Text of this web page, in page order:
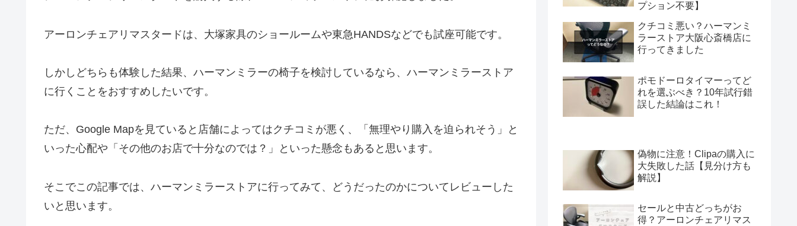
アーロンチェアリマスタードは、大塚家具のショールームや東急HANDSなどでも試座可能です。
しかしどちらも体験した結果、ハーマンミラーの椅子を検討しているなら、ハーマンミラーストア
に行くことをおすすめしたいです。
ただ、Google Mapを見ていると店舗によってはクチコミが悪く、「無理やり購入を迫られそう」と
いった心配や「その他のお店で十分なのでは？」といった懸念もあると思います。
そこでこの記事では、ハーマンミラーストアに行ってみて、どうだったのかについてレビューした
いと思います。
プション不要】
クチコミ悪い？ハーマンミ
ラーストア大阪心斎橋店に
行ってきました
ポモドーロタイマーってど
れを選ぶべき？10年試行錯
誤した結論はこれ！
偽物に注意！Clipaの購入に
大失敗した話【見分け方も
解説】
セールと中古どっちがお
得？アーロンチェアリマス